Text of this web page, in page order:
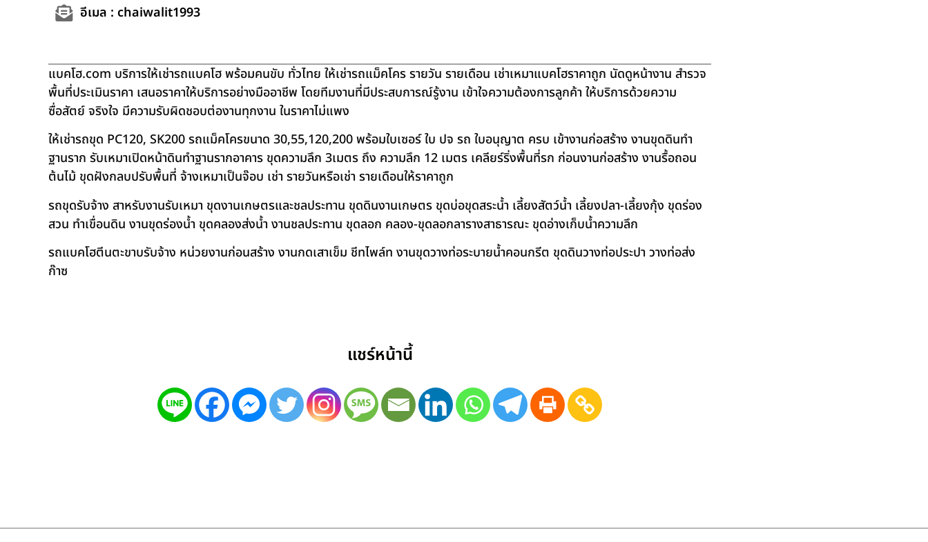
อีเมล : chaiwalit1993
แบคโฮ.com บริการให้เช่ารถแบคโฮ พร้อมคนขับ ทั่วไทย ให้เช่ารถแม็คโคร รายวัน รายเดือน เช่าเหมาแบคโฮราคาถูก นัดดูหน้างาน สำรวจ
พื้นที่ประเมินราคา เสนอราคาให้บริการอย่างมืออาชีพ โดยทีมงานที่มีประสบการณ์รู้งาน เข้าใจความต้องการลูกค้า ให้บริการด้วยความ
ซื่อสัตย์ จริงใจ มีความรับผิดชอบต่องานทุกงาน ในราคาไม่แพง
ให้เช่ารถขุด PC120, SK200 รถแม็คโครขนาด 30,55,120,200 พร้อมใบเซอร์ ใบ ปจ รถ ใบอนุญาต ครบ เข้างานก่อสร้าง งานขุดดินทำ
ฐานราก รับเหมาเปิดหน้าดินทำฐานรากอาคาร ขุดความลึก 3เมตร ถึง ความลึก 12 เมตร เคลียร์ริ่งพื้นที่รก ก่อนงานก่อสร้าง งานรื้อถอน
ต้นไม้ ขุดฝังกลบปรับพื้นที่ จ้างเหมาเป็นจ๊อบ เช่า รายวันหรือเช่า รายเดือนให้ราคาถูก
รถขุดรับจ้าง สาหรับงานรับเหมา ขุดงานเกษตรและชลประทาน ขุดดินงานเกษตร ขุดบ่อขุดสระน้ำ เลี้ยงสัตว์น้ำ เลี้ยงปลา-เลี้ยงกุ้ง ขุดร่อง
สวน ทำเขื่อนดิน งานขุดร่องน้ำ ขุดคลองส่งน้ำ งานชลประทาน ขุดลอก คลอง-ขุดลอกลารางสาธารณะ ขุดอ่างเก็บน้ำความลึก
รถแบคโฮตีนตะขาบรับจ้าง หน่วยงานก่อนสร้าง งานกดเสาเข็ม ชีทไพล์ท งานขุดวางท่อระบายน้ำคอนกรีต ขุดดินวางท่อประปา วางท่อส่ง
ก๊าซ
แชร์หน้านี้